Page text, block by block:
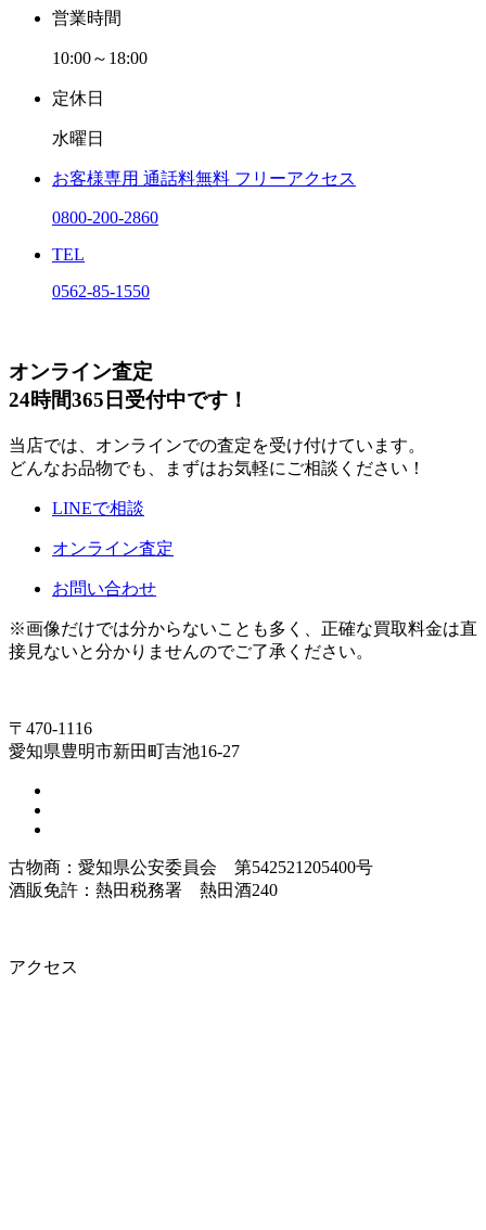
営業時間
10:00～18:00
定休日
水曜日
お客様専用 通話料無料 フリーアクセス
0800-200-2860
TEL
0562-85-1550
オンライン査定
24時間365日受付中です！
当店では、オンラインでの査定を受け付けています。
どんなお品物でも、まずはお気軽にご相談ください！
LINEで相談
オンライン査定
お問い合わせ
※画像だけでは分からないことも多く、正確な買取料金は直
接見ないと分かりませんのでご了承ください。
〒470-1116
愛知県豊明市新田町吉池16-27
古物商：愛知県公安委員会 第542521205400号
酒販免許：熱田税務署 熱田酒240
アクセス